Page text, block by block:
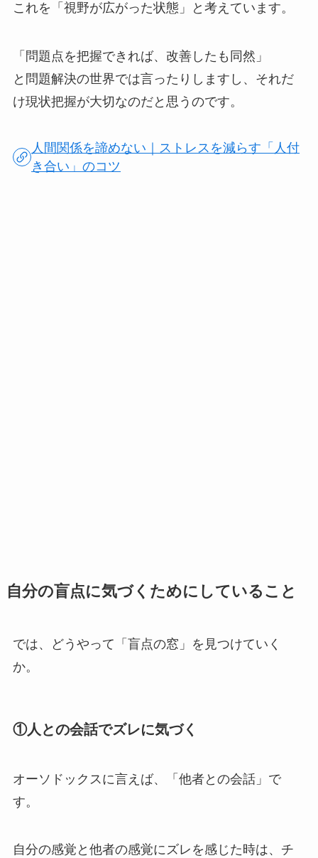
これを「視野が広がった状態」と考えています。
「問題点を把握できれば、改善したも同然」
と問題解決の世界では言ったりしますし、それだ
け現状把握が大切なのだと思うのです。
人間関係を諦めない｜ストレスを減らす「人付
き合い」のコツ
自分の盲点に気づくためにしていること
では、どうやって「盲点の窓」を見つけていく
か。
①人との会話でズレに気づく
オーソドックスに言えば、「他者との会話」で
す。
自分の感覚と他者の感覚にズレを感じた時は、チ